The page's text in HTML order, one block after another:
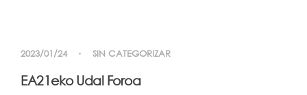
2023/01/24 SIN CATEGORIZAR
EA21eko Udal Foroa